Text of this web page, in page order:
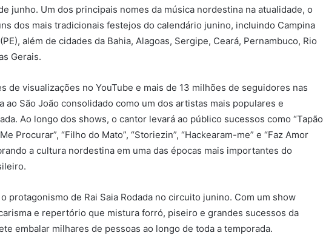
junho. Um dos principais nomes da música nordestina na atualidade, o
dos mais tradicionais festejos do calendário junino, incluindo Campina
além de cidades da Bahia, Alagoas, Sergipe, Ceará, Pernambuco, Rio
Gerais.
de visualizações no YouTube e mais de 13 milhões de seguidores nas
ao São João consolidado como um dos artistas mais populares e
Ao longo dos shows, o cantor levará ao público sucessos como “Tapão
Procurar”, “Filho do Mato”, “Storiezin”, “Hackearam-me” e “Faz Amor
a cultura nordestina em uma das épocas mais importantes do
protagonismo de Rai Saia Rodada no circuito junino. Com um show
e repertório que mistura forró, piseiro e grandes sucessos da
embalar milhares de pessoas ao longo de toda a temporada.